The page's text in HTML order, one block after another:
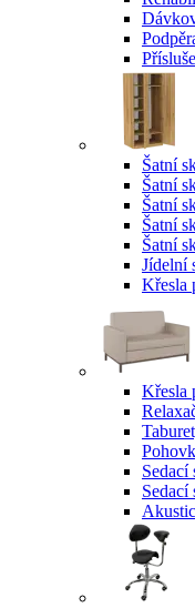
Šatní
Šatní
Šatní
Šatní
Šatní
Jídelní
Křesla
Křesla
Sedací
Sedací